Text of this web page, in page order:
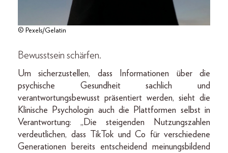
© Pexels/Gelatin
Bewusstsein schärfen.
Um sicherzustellen, dass Informationen über die
psychische Gesundheit sachlich und
verantwortungsbewusst präsentiert werden, sieht die
Klinische Psychologin auch die Plattformen selbst in
Verantwortung: „Die steigenden Nutzungszahlen
verdeutlichen, dass TikTok und Co für verschiedene
Generationen bereits entscheidend meinungsbildend